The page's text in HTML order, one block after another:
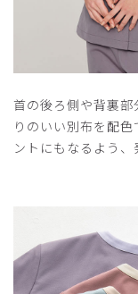
首の後ろ側や背裏
りのいい別布を配
ントにもなるよう、